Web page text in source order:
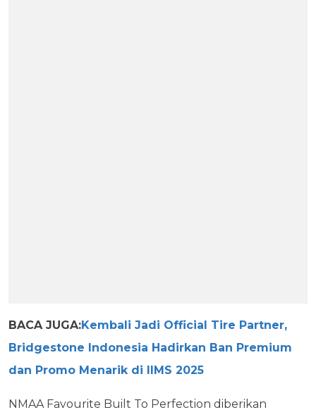
BACA JUGA:Kembali Jadi Official Tire Partner,
Bridgestone Indonesia Hadirkan Ban Premium
dan Promo Menarik di IIMS 2025
NMAA Favourite Built To Perfection diberikan